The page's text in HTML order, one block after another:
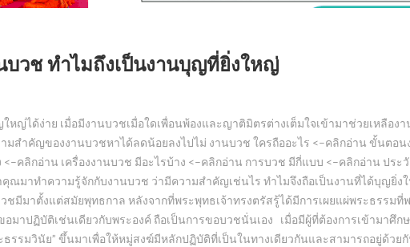
บวช ทำไมถึงเป็นงานบุญที่ยิ่งใหญ่
ญ่ได้ง่าย เมื่อมีงานบวชเมื่อใดเพื่อนพ้องและญาติมิตรต่างเต็มใจเข้ามาช่วยเหลืองา
สำคัญของงานบวชหาได้ลดน้อยลงไปไม่ งานบวช ใครถืออะไร <–คลิกอ่าน ขั้นตอ
คลิกอ่าน เครื่องงานบวช มีอะไรบ้าง <–คลิกอ่าน การบวช มีกี่แบบ <–คลิกอ่าน ประ
ณมาทำความรู้จักกับงานบวช ว่ามีความสำคัญเช่นไร ทำไมจึงถือเป็นงานที่ได้บุญยิ่ง
มีมาตั้งแต่สมัยพุทธกาล หลังจากที่พระพุทธเจ้าทรงตรัสรู้ได้มีการเผยแผ่พระธรรมที่
มาปฏิบัติเช่นเดียวกับพระองค์ ถือเป็นการขอบวชนั่นเอง เมื่อมีผู้ที่ต้องการเข้ามาศึก
ธรรมวินัย” ขึ้นมาเพื่อให้หมู่สงฆ์มีหลักปฏิบัติที่เป็นในทางเดียวกันและสามารถอยู่ด้วย